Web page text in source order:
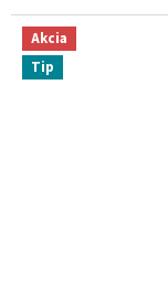
Akcia
Tip